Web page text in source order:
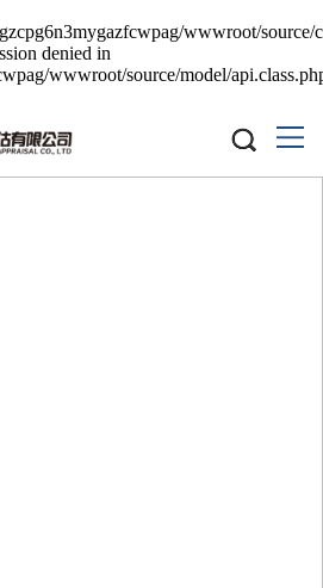
wwwroot/source/
denied in
wwwroot/source/model/